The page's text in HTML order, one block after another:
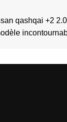
qashqai +2